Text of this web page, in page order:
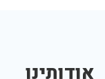
אודותינו